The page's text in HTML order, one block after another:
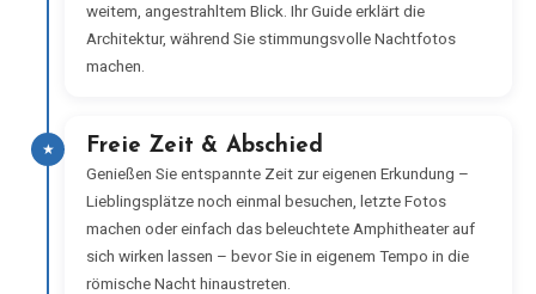
weitem, angestrahltem Blick. Ihr Guide erklärt die
Architektur, während Sie stimmungsvolle Nachtfotos
machen.
★ Freie Zeit & Abschied
Genießen Sie entspannte Zeit zur eigenen Erkundung –
Lieblingsplätze noch einmal besuchen, letzte Fotos
machen oder einfach das beleuchtete Amphitheater auf
sich wirken lassen – bevor Sie in eigenem Tempo in die
römische Nacht hinaustreten.